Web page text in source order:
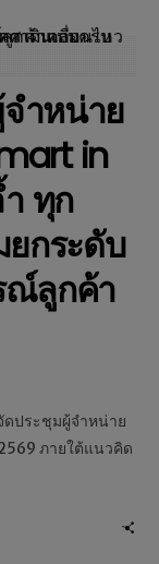
ำหน่าย
in
ทุก
กระดับ
ณ์ลูกค้า
ดประชุมผู้จำหน่าย
ภายใต้แนวคิด